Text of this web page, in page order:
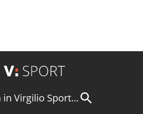
in Virgilio Sport...